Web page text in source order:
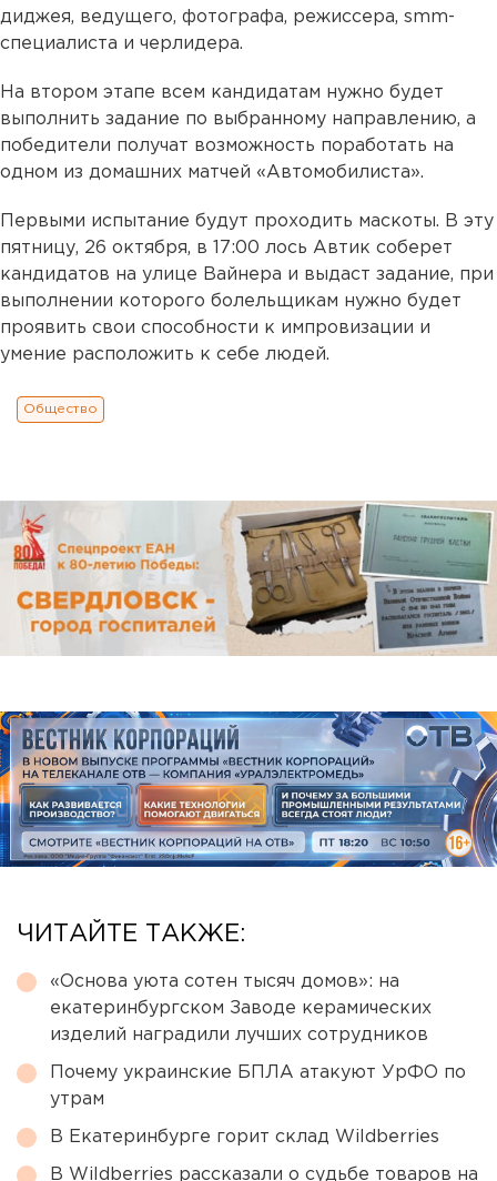
диджея, ведущего, фотографа, режиссера, smm-
специалиста и черлидера.
На втором этапе всем кандидатам нужно будет
выполнить задание по выбранному направлению, а
победители получат возможность поработать на
одном из домашних матчей «Автомобилиста».
Первыми испытание будут проходить маскоты. В эту
пятницу, 26 октября, в 17:00 лось Автик соберет
кандидатов на улице Вайнера и выдаст задание, при
выполнении которого болельщикам нужно будет
проявить свои способности к импровизации и
умение расположить к себе людей.
Общество
ЧИТАЙТЕ ТАКЖЕ:
«Основа уюта сотен тысяч домов»: на
екатеринбургском Заводе керамических
изделий наградили лучших сотрудников
Почему украинские БПЛА атакуют УрФО по
утрам
В Екатеринбурге горит склад Wildberries
В Wildberries рассказали о судьбе товаров на